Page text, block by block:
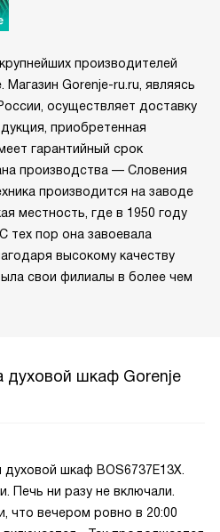
производителей
Магазин Gorenje-ru.ru, являясь
осуществляет доставку
приобретенная
гарантийный срок
производства — Словения
производится на заводе
местность, где в 1950 году
тех пор она завоевала
высокому качеству
свои филиалы в более чем
духовой шкаф Gorenje
шкаф BOS6737E13X.
Печь ни разу не включали.
что вечером ровно в 20:00